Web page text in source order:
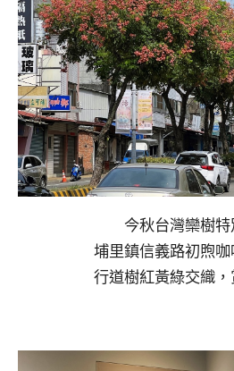
今秋台灣欒樹特
埔里鎮信義路初煦咖
行道樹紅黃綠交織，